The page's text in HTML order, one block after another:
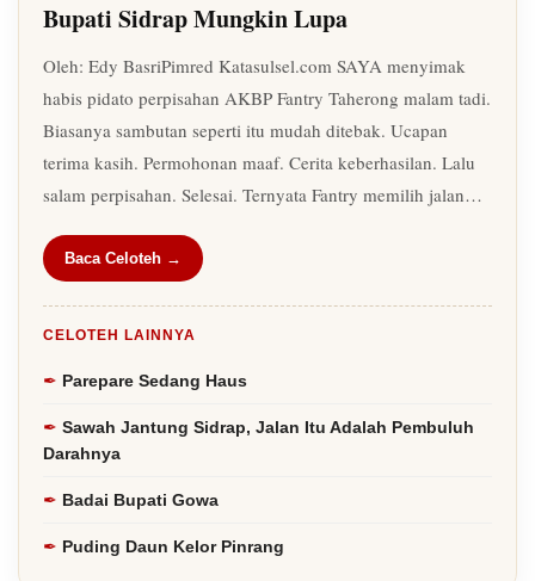
Bupati Sidrap Mungkin Lupa
Oleh: Edy BasriPimred Katasulsel.com SAYA menyimak
habis pidato perpisahan AKBP Fantry Taherong malam tadi.
Biasanya sambutan seperti itu mudah ditebak. Ucapan
terima kasih. Permohonan maaf. Cerita keberhasilan. Lalu
salam perpisahan. Selesai. Ternyata Fantry memilih jalan…
Baca Celoteh →
CELOTEH LAINNYA
Parepare Sedang Haus
Sawah Jantung Sidrap, Jalan Itu Adalah Pembuluh
Darahnya
Badai Bupati Gowa
Puding Daun Kelor Pinrang